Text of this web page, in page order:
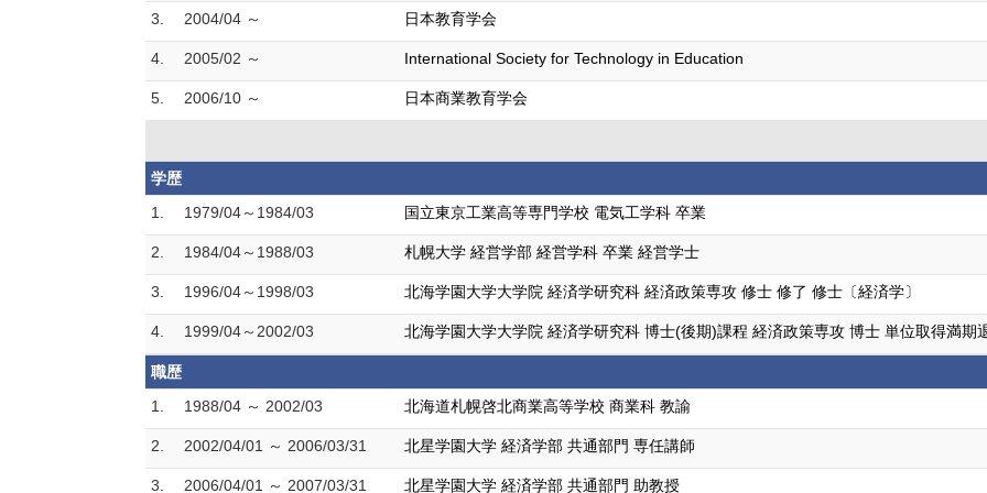
3. 2004/04 ～ 日本教育学会
4. 2005/02 ～ International Society for Technology in Education
5. 2006/10 ～ 日本商業教育学会
学歴
1.
1979/04～1984/03 国立東京工業高等専門学校 電気工学科 卒業
2. 1984/04～1988/03 札幌大学 経営学部 経営学科 卒業 経営学士
3. 1996/04～1998/03 北海学園大学大学院 経済学研究科 経済政策専攻 修士 修了 修士〔経済学〕
4. 1999/04～2002/03 北海学園大学大学院 経済学研究科 博士(後期)課程 経済政策専攻 博士 単位取得満期
職歴
1.
1988/04 ～ 2002/03 北海道札幌啓北商業高等学校 商業科 教諭
2. 2002/04/01 ～ 2006/03/31 北星学園大学 経済学部 共通部門 専任講師
3. 2006/04/01 ～ 2007/03/31 北星学園大学 経済学部 共通部門 助教授